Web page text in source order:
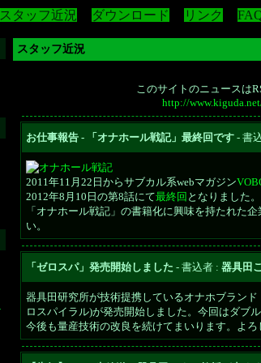
スタッフ近況 ダウンロード リンク
スタッフ近況
このサイトのニュースは
http://
お仕事報告 - 「オナホール戦記」最終回です - 書
2011年11月22日からサブカル系webマガジン
2012年8月10日の第8話にて最終回 となりました。
「オナホール戦記」の書籍化に興味を持たれた
い。
「ゼロスパ」発売開始しました - 書込者 : 器具田
器具田研究所が技術提携しているオナホブラン
ロスパイラル)が発売開始しました。今回はダブ
今後も量産技術の改良を続けてまいります。よろ